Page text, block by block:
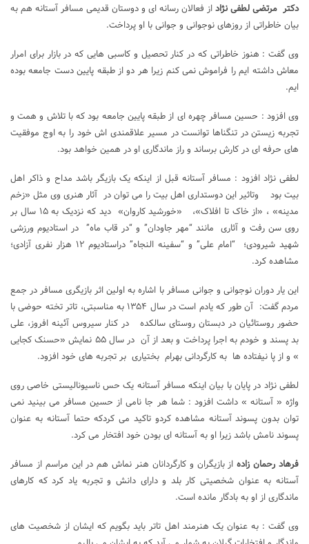
دکتر مرتضی لطفی نژاداز فعالان رسانه ای و دوستان قدیمی مسافر آستانه هم به
بیان خاطراتی از روزهای نوجوانی و جوانی با او پرداخت.
وی گفت : هنوز خاطراتی که در کنار تحصیل و کاسبی هایی که در بازار برای امرار
معاش داشته ایم را فراموش نمی کنم زیرا هر دو از طبقه پایین دست جامعه بوده
ایم.
وی افزود : حسین مسافر چهره ای از طبقه پایین جامعه بود که با تلاش و همت و
تجربه زیستن در تنگناها توانست در مسیر علاقمندی اش خود را به اوج موفقیت
های حرفه ای در کارش برساند و راز ماندگاری او در همین خواهد بود.
لطفی نژاد افزود : مسافر آستانه قبل از اینکه یک بازیگر باشد مداح و ذاکر اهل
بیت بود وتاثیر این دوستداری اهل بیت را می توان در آثار هنری وی مثل «زخم
مدینه» ، «از خاک تا افلاک»، «خورشید کاروان» دید که نزدیک به ۱۵ سال بر
روی سن رفت و آثاری مانند “مهر جاودان” و “در قاب ماه” در استادیوم ورزشی
شهید شیرودی؛ “امام علی” و “سفینه النجاه” دراستادیوم ۱۲ هزار نفری آزادی؛
مشاهده کرد.
این یار دوران نوجوانی و جوانی مسافر با اشاره به اولین اثر بازیگری مسافر در جمع
مردم گفت: آن طور که یادم است در سال ۱۳۵۴ به مناسبتی، تاتر تخته حوضی با
حضور روستائیان در دبستان روستای سالکده در کنار سیروس آئینه افروز، علی
بد پسند و خودم به اجرا پرداخت و بعد از آن در سال ۵۵ نمایش «حسنک کجایی
» و از پا نیفتاده ها به کارگردانی بهرام بختیاری بر تجربه های خود افزود.
لطفی نژاد در پایان با بیان اینکه مسافر آستانه یک حس ناسیونالیستی خاصی روی
واژه « آستانه » داشت افزود : شما هر جا نامی از حسین مسافر می بینید نمی
توان بدون پسوند آستانه مشاهده کردو تاکید می کردکه حتما آستانه به عنوان
پسوند نامش باشد زیرا او به آستانه ای بودن خود افتخار می کرد.
فرهاد رحمان زادهاز بازیگران و کارگردانان هنر نماش هم در این مراسم از مسافر
آستانه به عنوان شخصیتی کار بلد و دارای دانش و تجربه یاد کرد که کارهای
ماندگاری از او به بادگار مانده است.
وی گفت : به عنوان یک هنرمند اهل تاتر باید بگویم که ایشان از شخصیت های